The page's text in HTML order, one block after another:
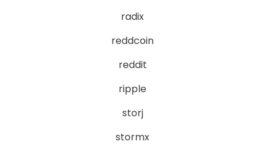
radix
reddcoin
reddit
ripple
storj
stormx